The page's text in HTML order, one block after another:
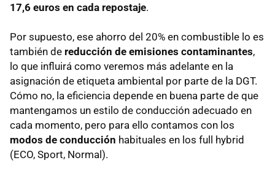
17,6 euros en cada repostaje.
Por supuesto, ese ahorro del 20% en combustible lo es
también de reducción de emisiones contaminantes,
lo que influirá como veremos más adelante en la
asignación de etiqueta ambiental por parte de la DGT.
Cómo no, la eficiencia depende en buena parte de que
mantengamos un estilo de conducción adecuado en
cada momento, pero para ello contamos con los
modos de conducción habituales en los full hybrid
(ECO, Sport, Normal).